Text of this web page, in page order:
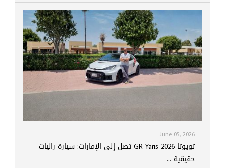
June 05, 2026
تويوتا GR Yaris 2026 تصل إلى الإمارات: سيارة راليات
حقيقية ...